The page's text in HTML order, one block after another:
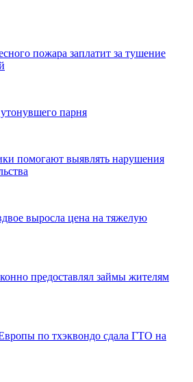
пожара заплатит за тушение
парня
помогают выявлять нарушения
выросла цена на тяжелую
предоставлял займы жителям
по тхэквондо сдала ГТО на